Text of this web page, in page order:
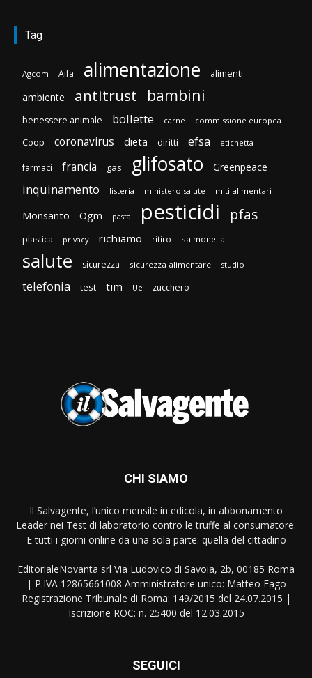
Tag
Agcom Aifa alimentazione alimenti
ambiente antitrust bambini
benessere animale bollette carne commissione europea
Coop coronavirus dieta diritti efsa etichetta
farmaci francia gas glifosato Greenpeace
inquinamento listeria ministero salute miti alimentari
Monsanto Ogm pasta pesticidi pfas
plastica privacy richiamo ritiro salmonella
salute sicurezza sicurezza alimentare studio
telefonia test tim Ue zucchero
CHI SIAMO
Il Salvagente, l’unico mensile in edicola, in abbonamento
Leader nei Test di laboratorio contro le truffe al consumatore.
E tutti i giorni online da una sola parte: quella del cittadino
EditorialeNovanta srl Via Ludovico di Savoia, 2b, 00185 Roma
| P.IVA 12865661008 Amministratore unico: Matteo Fago
Registrazione Tribunale di Roma: 149/2015 del 24.07.2015 |
Iscrizione ROC: n. 25400 del 12.03.2015
SEGUICI